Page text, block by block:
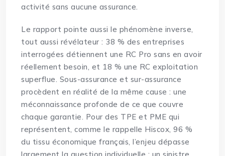
activité sans aucune assurance.
Le rapport pointe aussi le phénomène inverse,
tout aussi révélateur : 38 % des entreprises
interrogées détiennent une RC Pro sans en avoir
réellement besoin, et 18 % une RC exploitation
superflue. Sous-assurance et sur-assurance
procèdent en réalité de la même cause : une
méconnaissance profonde de ce que couvre
chaque garantie. Pour des TPE et PME qui
représentent, comme le rappelle Hiscox, 96 %
du tissu économique français, l’enjeu dépasse